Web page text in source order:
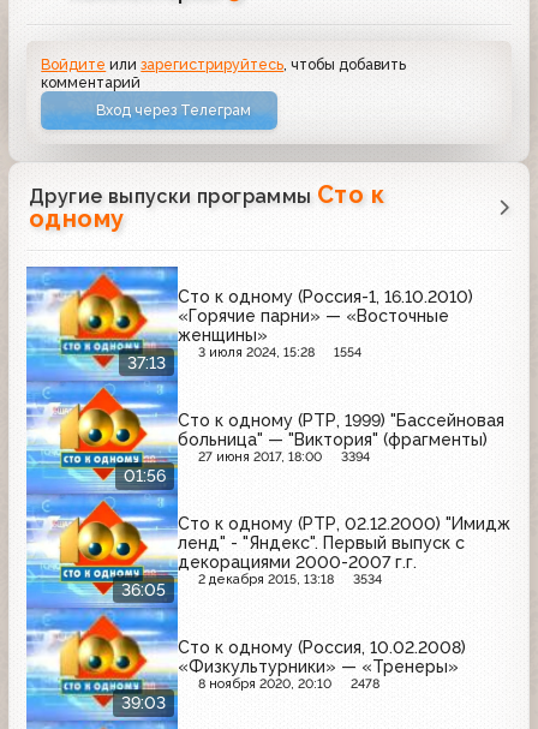
Войдите илизарегистрируйтесь , чтобы добавить
комментарий
Вход через Телеграм
Другие выпуски программы Сто к
одному
37:13
Сто к одному (Россия-1, 16.10.2010)
«Горячие парни» — «Восточные
женщины»
3 июля 2024, 15:28 1554
01:56
Сто к одному (РТР, 1999) "Бассейновая
больница" — "Виктория" (фрагменты)
27 июня 2017, 18:00 3394
36:05
Сто к одному (РТР, 02.12.2000) "Имидж
ленд" - "Яндекс". Первый выпуск с
декорациями 2000-2007 г.г.
2 декабря 2015, 13:18 3534
39:03
Сто к одному (Россия, 10.02.2008)
«Физкультурники» — «Тренеры»
8 ноября 2020, 20:10 2478